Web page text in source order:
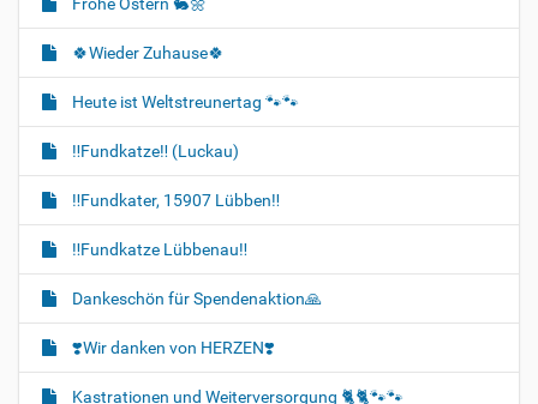
🍀Wieder Zuhause🍀
Heute ist Weltstreunertag 🐾🐾
‼️Fundkatze‼️ (Luckau)
‼️Fundkater, 15907 Lübben‼️
‼️Fundkatze Lübbenau‼️
Dankeschön für Spendenaktion🙏
❣️Wir danken von HERZEN❣️
Kastrationen und Weiterversorgung 🐈‍🐈🐾🐾